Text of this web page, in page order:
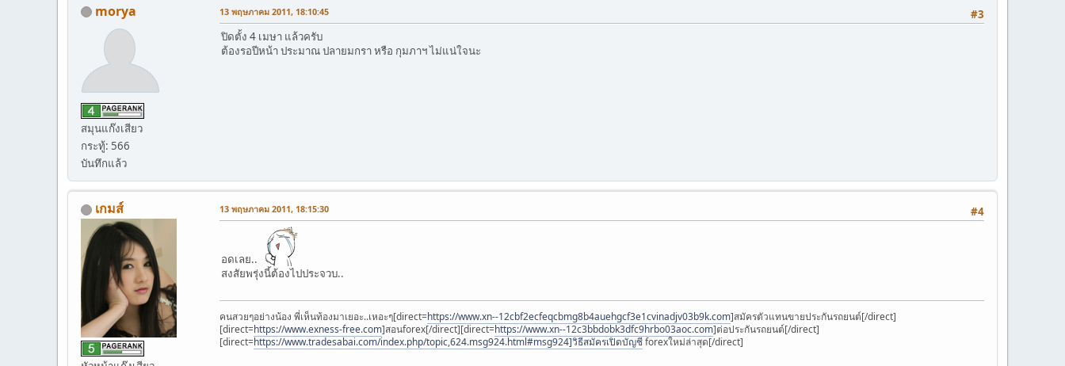
morya
สมุนแก๊งเสียว
กระทู้: 566
บันทึกแล้ว
#3
13 พฤษภาคม 2011, 18:10:45
ปิดตั้ง 4 เมษา แล้วครับ
ต้องรอปีหน้า ประมาณ ปลายมกรา หรือ กุมภาฯ ไม่แน่ใจนะ
เกมส์ #4
13 พฤษภาคม 2011, 18:15:30
อดเลย..
สงสัยพรุ่งนี้ต้องไปประจวบ..
คนสวยๆอย่างน้อง พี่เห็นท้องมาเยอะ..เหอะๆ[direct=https://www.xn--12cbf2ecfeqcbmg8b4auehgcf3e1cvinadjv03b9k.com]สมัครตัวแทนขายประกันรถยนต์[/direct]
[direct=https://www.exness-free.com]สอนforex[/direct][direct=https://www.xn--12c3bbdobk3dfc9hrbo03aoc.com]ต่อประกันรถยนต์[/direct]
[direct=https://www.tradesabai.com/index.php/topic,624.msg924.html#msg924]วิธีสมัครเปิดบัญชีforexใหม่ล่าสุด[/direct]